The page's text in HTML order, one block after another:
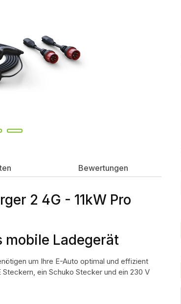
Bewertungen
2 4G - 11kW Pro
mobile Ladegerät
um Ihre E-Auto optimal und effizient
Steckern, ein Schuko Stecker und ein 230 V